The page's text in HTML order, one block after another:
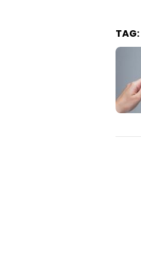
TAG: